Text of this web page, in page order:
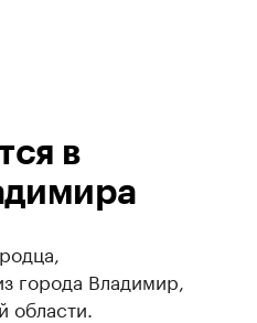
в
города Владимир,